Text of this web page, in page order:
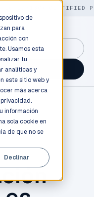
de
para
con
Usamos esta
tu
analíticas y
este sitio web y
más acerca
información
sola cookie en
de que no se
Declinar
130+ CERTIFIED
→
→